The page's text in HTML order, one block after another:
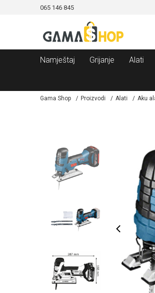
065 146 845
Namještaj Grijanje Alati
Gama Shop Proizvodi Alati Aku